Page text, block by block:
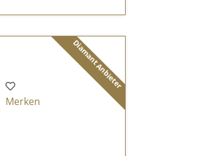
Diamant Anbieter
Merken